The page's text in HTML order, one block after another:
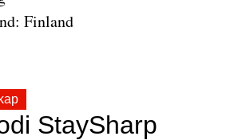
Finland
StaySharp